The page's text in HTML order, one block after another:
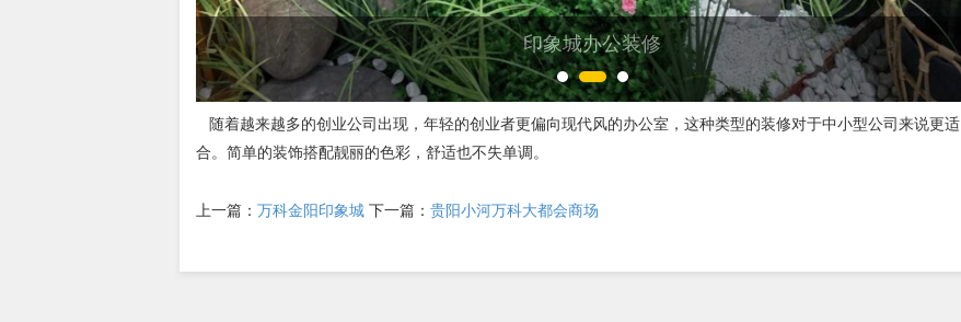
印象城办公装修
随着越来越多的创业公司出现，年轻的创业者更偏向现代风的办公室，这种类型的装修对于中小型公司来说更适
合。简单的装饰搭配靓丽的色彩，舒适也不失单调。
上一篇：万科金阳印象城 下一篇：贵阳小河万科大都会商场